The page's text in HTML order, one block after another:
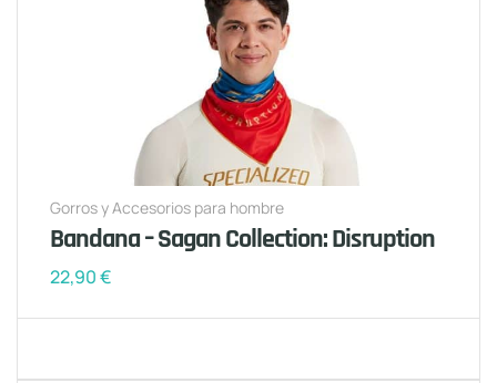
Gorros y Accesorios para hombre
Bandana – Sagan Collection: Disruption
22,90€